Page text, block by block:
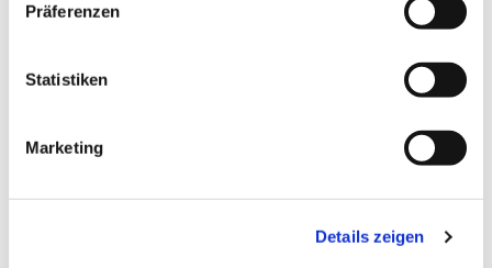
Präferenzen
Statistiken
Marketing
Details zeigen